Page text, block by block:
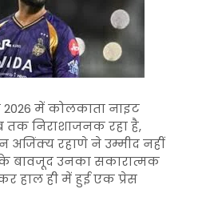
2026 मेंकोलकाता नाइट
तक निराशाजनक रहा है,
रहाणे ने उम्मीद नहीं
के बावजूद उनका सकारात्मक
हाल ही में हुई एक प्रेस